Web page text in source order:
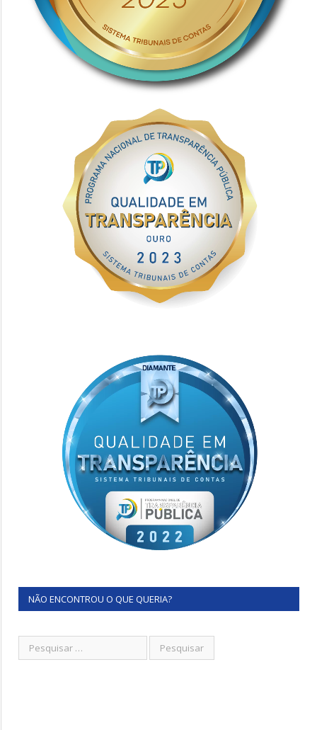
NÃO ENCONTROU O QUE QUERIA?